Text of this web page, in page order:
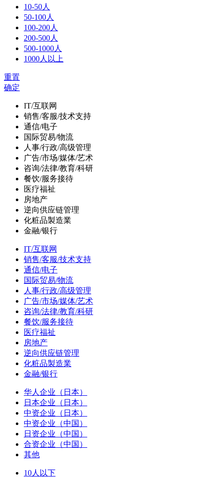
10-50人
50-100人
100-200人
200-500人
500-1000人
1000人以上
重置
确定
IT/互联网
销售/客服/技术支持
通信/电子
国际贸易/物流
人事/行政/高级管理
广告/市场/媒体/艺术
咨询/法律/教育/科研
餐饮/服务接待
医疗福祉
房地产
逆向供应链管理
化粧品製造業
金融/银行
IT/互联网
销售/客服/技术支持
通信/电子
国际贸易/物流
人事/行政/高级管理
广告/市场/媒体/艺术
咨询/法律/教育/科研
餐饮/服务接待
医疗福祉
房地产
逆向供应链管理
化粧品製造業
金融/银行
华人企业（日本）
日本企业（日本）
中资企业（日本）
中资企业（中国）
日资企业（中国）
合资企业（中国）
其他
10人以下